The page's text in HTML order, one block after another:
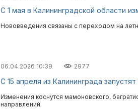
С 1 мая в Калининградской области
Нововведения связаны с переходом на
06.04.2026 10:39 2977
С 15 апреля из Калининграда
Изменения коснутся мамоновского,
направлений.